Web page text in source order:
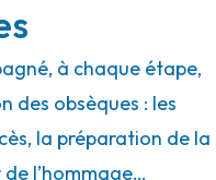
à chaque étape,
des obsèques : les
la préparation de la
l’hommage…